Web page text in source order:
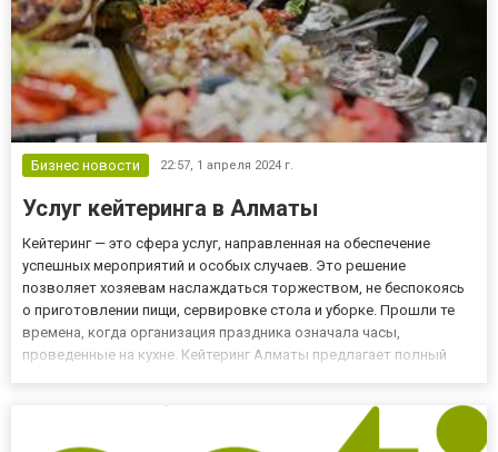
Бизнес новости 22:57, 1 апреля 2024 г.
Услуг кейтеринга в Алматы
Кейтеринг — это сфера услуг, направленная на обеспечение
успешных мероприятий и особых случаев. Это решение
позволяет хозяевам наслаждаться торжеством, не беспокоясь
о приготовлении пищи, сервировке стола и уборке. Прошли те
времена, когда организация праздника означала часы,
проведенные на кухне. Кейтеринг Алматы предлагает полный